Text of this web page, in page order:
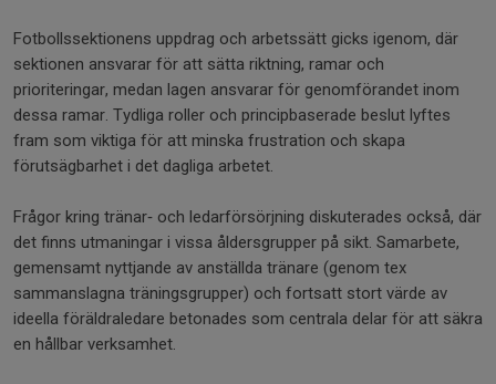
Fotbollssektionens uppdrag och arbetssätt gicks igenom, där
sektionen ansvarar för att sätta riktning, ramar och
prioriteringar, medan lagen ansvarar för genomförandet inom
dessa ramar. Tydliga roller och principbaserade beslut lyftes
fram som viktiga för att minska frustration och skapa
förutsägbarhet i det dagliga arbetet.
Frågor kring tränar‑ och ledarförsörjning diskuterades också, där
det finns utmaningar i vissa åldersgrupper på sikt. Samarbete,
gemensamt nyttjande av anställda tränare (genom tex
sammanslagna träningsgrupper) och fortsatt stort värde av
ideella föräldraledare betonades som centrala delar för att säkra
en hållbar verksamhet.